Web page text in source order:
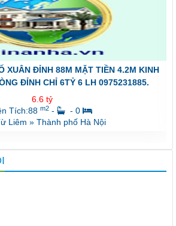
XUÂN ĐỈNH 88M MẶT TIỀN 4.2M KINH
ĐỈNH CHỈ 6TỶ 6 LH 0975231885.
6.6 tỷ
Tích:88 m2 -
- 0
Liêm » Thành phố Hà Nội